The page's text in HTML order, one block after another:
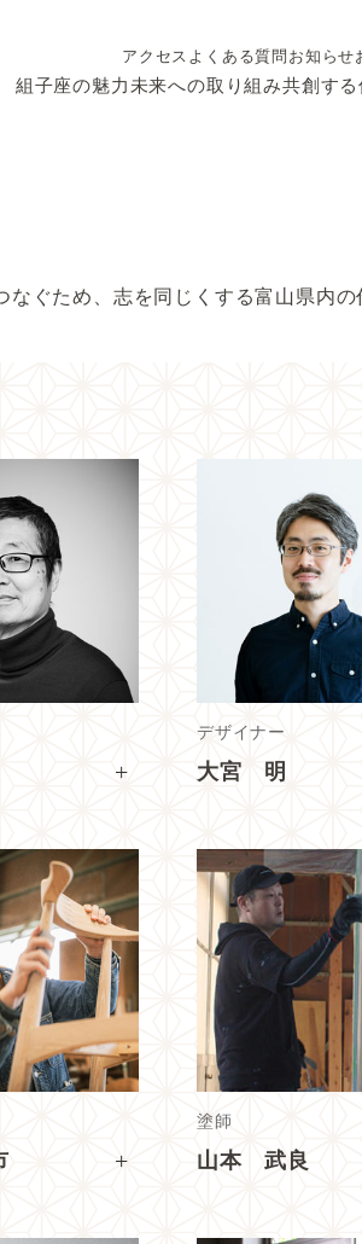
組子座の魅力未来への取り組み共創する
アクセス よくある質問 お知らせ
め、志を同じくする富山県内の
+
デザイナー
大宮 明
+
塗師
山本 武良